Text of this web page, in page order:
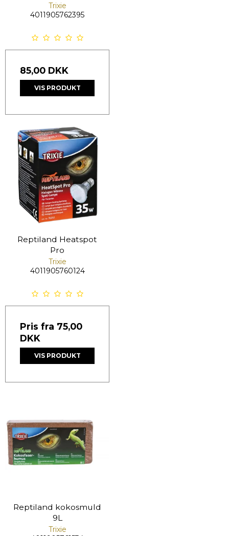
Trixie
4011905762395
85,00 DKK
VIS PRODUKT
Reptiland Heatspot
Pro
Trixie
4011905760124
Pris fra 75,00
DKK
VIS PRODUKT
Reptiland kokosmuld
9L
Trixie